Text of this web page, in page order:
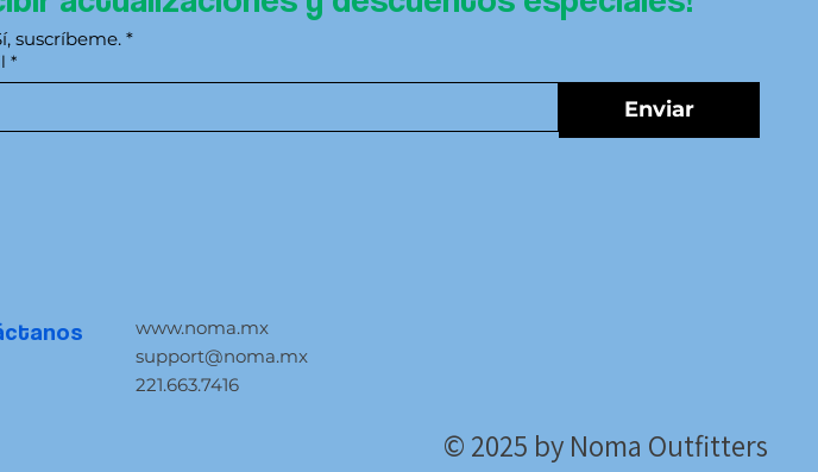
suscríbeme. *
*
Enviar
www.noma.mx
support@noma.mx
221.663.7416
© 2025 by Noma Outfitters